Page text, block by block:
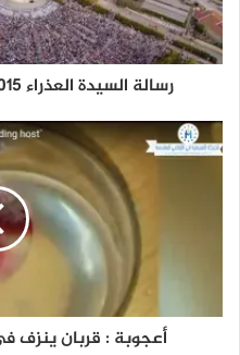
رسالة السيدة العذراء 25/11/2015 في مديوغورييه
أعجوبة : قربان ينزف